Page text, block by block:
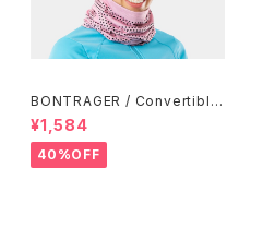
BONTRAGER / Convertible
Neck Gaiter / Mulberry-Ra
dioactive Pink
¥1,584
40%OFF